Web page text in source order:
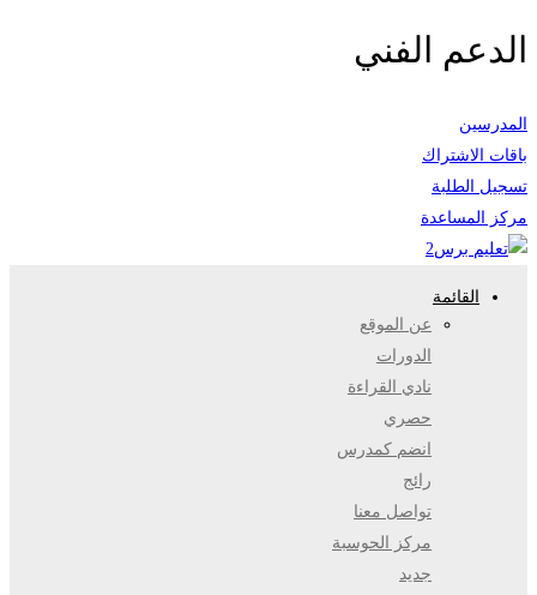
الدعم الفني
المدرسين
باقات الاشتراك
تسجيل الطلبة
مركز المساعدة
القائمة
عن الموقع
الدورات
نادي القراءة
حصري
انضم كمدرس
رائج
تواصل معنا
مركز الحوسبة
جديد